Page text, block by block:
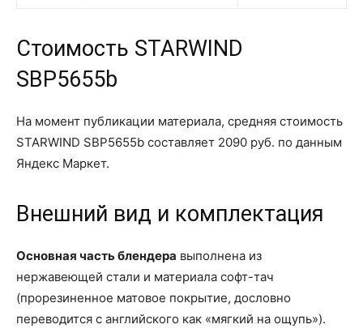
Стоимость STARWIND
SBP5655b
На момент публикации материала, средняя стоимость
STARWIND SBP5655b составляет 2090 руб. по данным
Яндекс Маркет.
Внешний вид и комплектация
Основная часть блендера выполнена из
нержавеющей стали и материала софт-тач
(прорезиненное матовое покрытие, дословно
переводится с английского как «мягкий на ощупь»).